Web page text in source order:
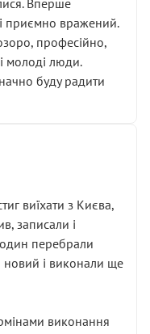
Вперше
приємно вражений.
професійно,
молоді люди.
буду радити
виїхати з Києва,
записали і
перебрали
новий і виконали ще
виконання